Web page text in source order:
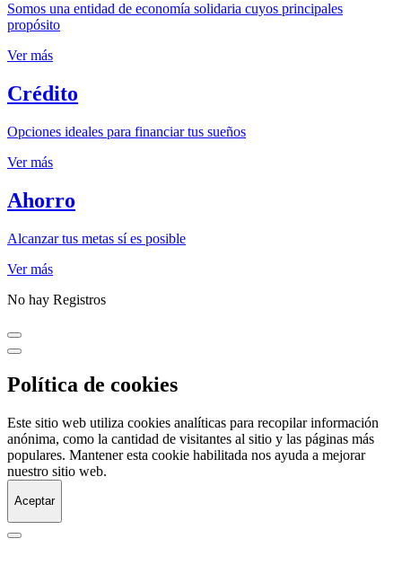
Somos una entidad de economía solidaria cuyos principales
propósito
Ver más
Crédito
Opciones ideales para financiar tus sueños
Ver más
Ahorro
Alcanzar tus metas sí es posible
Ver más
No hay Registros
Política de cookies
Este sitio web utiliza cookies analíticas para recopilar información
anónima, como la cantidad de visitantes al sitio y las páginas más
populares. Mantener esta cookie habilitada nos ayuda a mejorar
nuestro sitio web.
Aceptar